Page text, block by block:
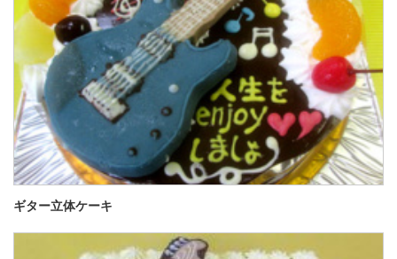
ギター立体ケーキ